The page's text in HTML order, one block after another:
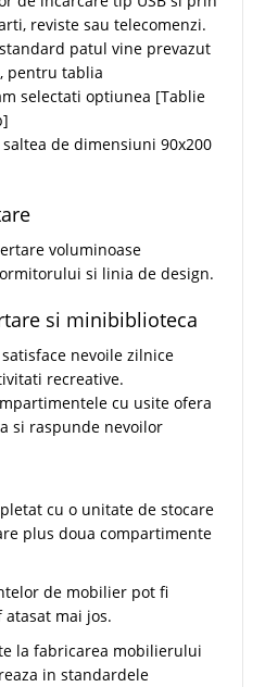
reviste sau telecomenzi.
patul vine prevazut
pentru tablia
selectati optiunea [Tablie
de dimensiuni 90x200
voluminoase
si linia de design.
si minibiblioteca
nevoile zilnice
recreative.
cu usite ofera
si raspunde nevoilor
cu o unitate de stocare
plus doua compartimente
de mobilier pot fi
mai jos.
la fabricarea mobilierului
in standardele